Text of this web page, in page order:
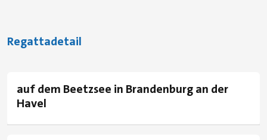
Regattadetail
auf dem Beetzsee in Brandenburg an der
Havel